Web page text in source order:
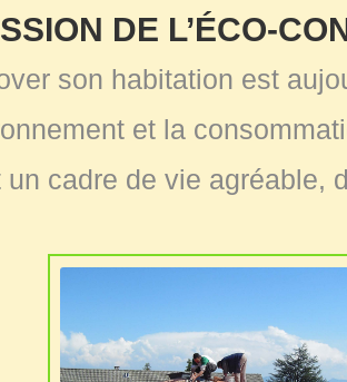
DE L’ÉCO-
son habitation est
et la
un cadre de vie agréable,